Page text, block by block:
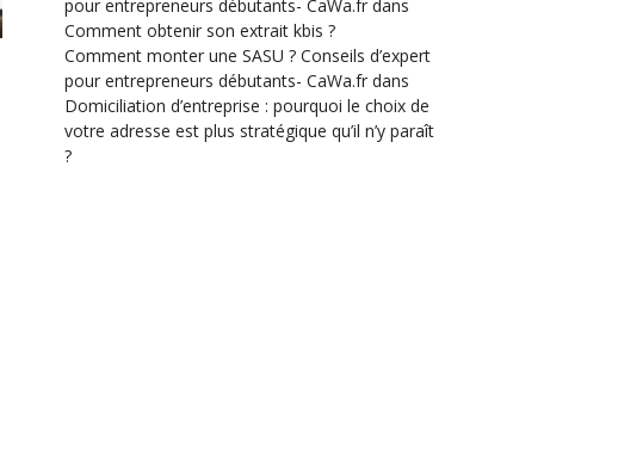
pour entrepreneurs débutants- CaWa.fr dans
Comment obtenir son extrait kbis ?
Comment monter une SASU ? Conseils d’expert
pour entrepreneurs débutants- CaWa.fr dans
Domiciliation d’entreprise : pourquoi le choix de
votre adresse est plus stratégique qu’il n’y paraît
?